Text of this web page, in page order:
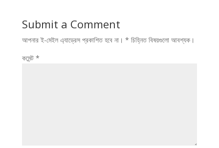
Submit a Comment
আপনার ই-মেইল এ্যাড্রেস প্রকাশিত হবে না। * চিহ্নিত বিষয়গুলো আবশ্যক।
কমেন্ট *